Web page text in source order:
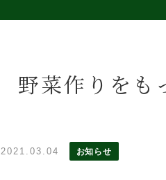
野菜作りをも
2021.03.04 お知らせ